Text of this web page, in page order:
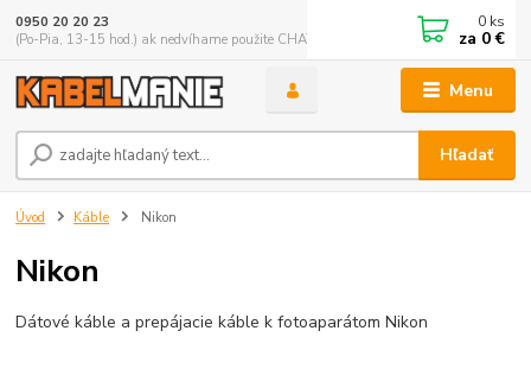
Menu
Hľadať
0950 20 20 23
(Po-Pia, 13-15 hod.) ak nedvíhame použite CHATBOX
0 ks
za 0 €
Úvod Káble Nikon
Nikon
Dátové káble a prepájacie káble k fotoaparátom Nikon